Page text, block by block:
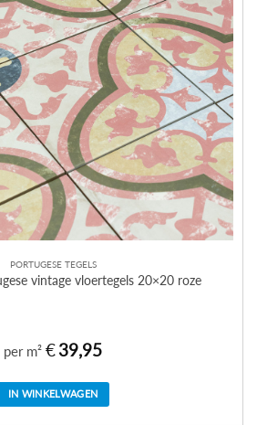
PORTUGESE TEGELS
vintage vloertegels 20×20 roze
per m² €39,95
IN WINKELWAGEN